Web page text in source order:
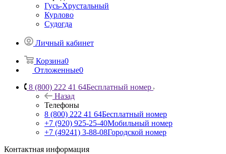
Гусь-Хрустальный
Курлово
Судогда
Личный кабинет
Корзина0
Отложенные0
8 (800) 222 41 64Бесплатный номер
Назад
Телефоны
8 (800) 222 41 64Бесплатный номер
+7 (920) 925-25-40Мобильный номер
+7 (49241) 3-88-08Городской номер
Контактная информация